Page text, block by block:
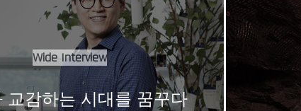
Wide Interview
교감하는 시대를 꿈꾸다